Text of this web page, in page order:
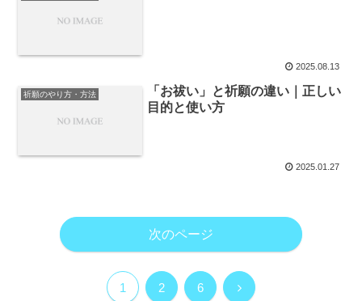
2025.08.13
祈願のやり方・方法
「お祓い」と祈願の違い｜正しい
目的と使い方
2025.01.27
次のページ
1 2 6 次